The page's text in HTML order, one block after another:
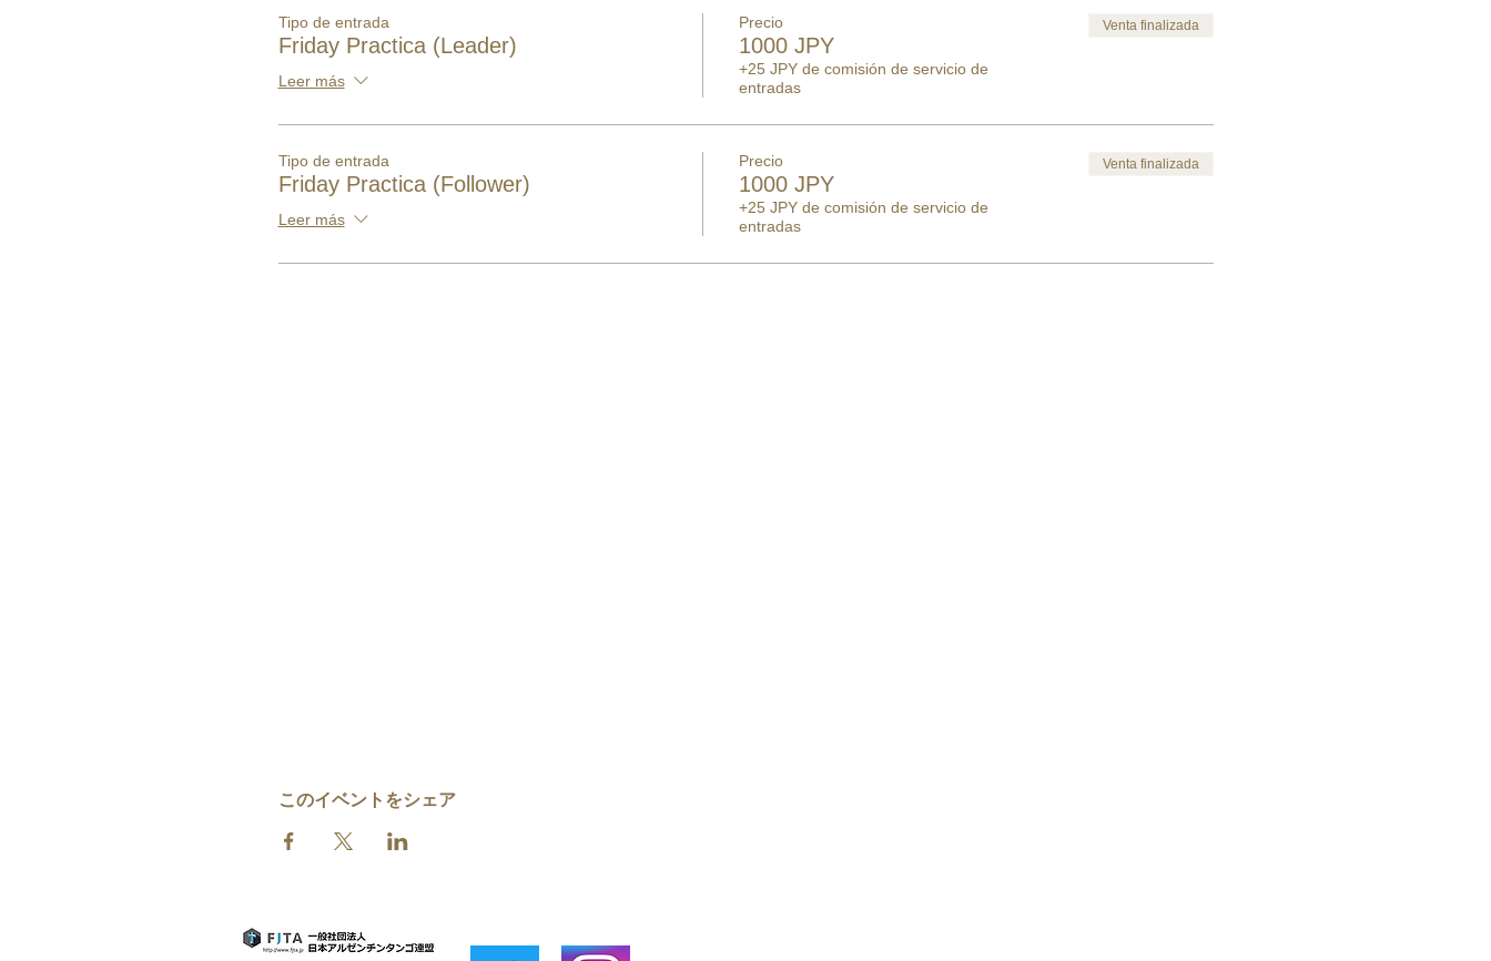
Tipo de entrada
Friday Practica (Leader)
Leer más
Precio
1000 JPY
+25 JPY de comisión de servicio de
entradas
Venta finalizada
Tipo de entrada
Friday Practica (Follower)
Leer más
Precio
1000 JPY
+25 JPY de comisión de servicio de
entradas
Venta finalizada
このイベントをシェア